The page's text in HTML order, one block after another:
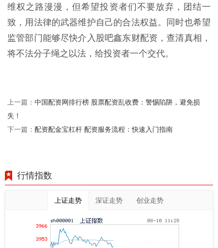
维权之路漫漫，但希望投资者们不要放弃，团结一
致，用法律的武器维护自己的合法权益。同时也希望
监管部门能够尽快介入股吧鑫东财配资，查清真相，
将不法分子绳之以法，给投资者一个交代。
上一篇： 中国配资网排行榜 股票配资乱收费：警惕陷阱，避免损
失！
下一篇： 配资配金宝杠杆 配资服务流程：快速入门指南
行情指数
上证走势 深证走势 创业走势